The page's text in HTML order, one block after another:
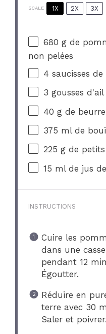
SCALE 1X 2X 3X
680 g de
non pelées
4 saucisses de
3 gousses d'ail
40 g de beurre
375 ml de
225 g de
15 ml de jus
INSTRUCTIONS
Cuire les
dans une
pendant 12
Égoutter.
Réduire en
terre avec 30
Saler et poivrer.